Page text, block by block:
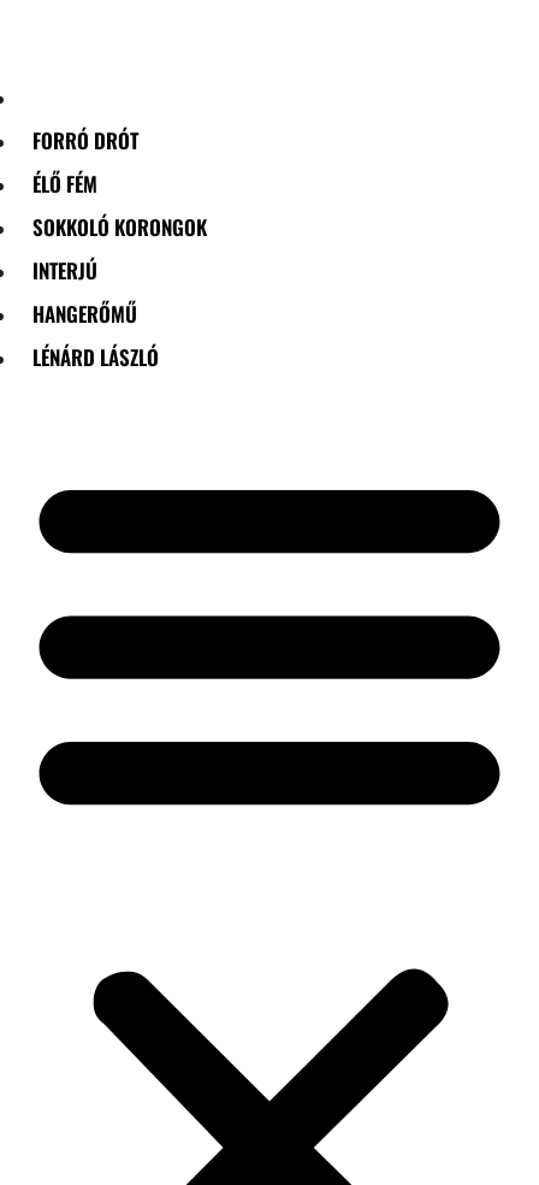
FORRÓ DRÓT
ÉLŐ FÉM
SOKKOLÓ KORONGOK
INTERJÚ
HANGERŐMŰ
LÉNÁRD LÁSZLÓ